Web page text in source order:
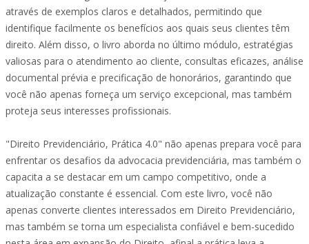
através de exemplos claros e detalhados, permitindo que
identifique facilmente os benefícios aos quais seus clientes têm
direito. Além disso, o livro aborda no último módulo, estratégias
valiosas para o atendimento ao cliente, consultas eficazes, análise
documental prévia e precificação de honorários, garantindo que
você não apenas forneça um serviço excepcional, mas também
proteja seus interesses profissionais.
"Direito Previdenciário, Prática 4.0" não apenas prepara você para
enfrentar os desafios da advocacia previdenciária, mas também o
capacita a se destacar em um campo competitivo, onde a
atualização constante é essencial. Com este livro, você não
apenas converte clientes interessados em Direito Previdenciário,
mas também se torna um especialista confiável e bem-sucedido